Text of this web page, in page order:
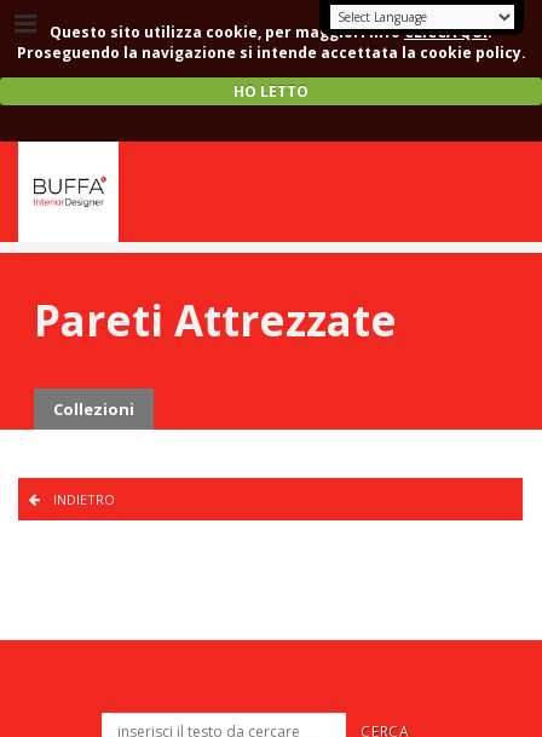
Questo sito utilizza cookie, per maggiori infoCLICCA QUI.
Proseguendo la navigazione si intende accettata la cookie policy.
HO LETTO
Pareti Attrezzate
Collezioni
INDIETRO